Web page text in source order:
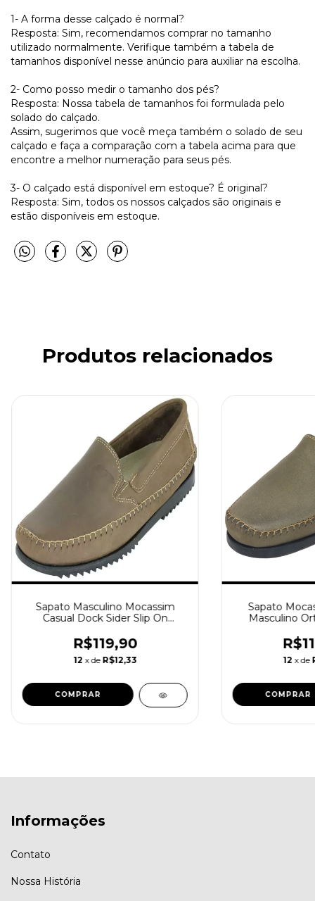
1- A forma desse calçado é normal?
Resposta: Sim, recomendamos comprar no tamanho
utilizado normalmente. Verifique também a tabela de
tamanhos disponível nesse anúncio para auxiliar na escolha.
2- Como posso medir o tamanho dos pés?
Resposta: Nossa tabela de tamanhos foi formulada pelo
solado do calçado.
Assim, sugerimos que você meça também o solado de seu
calçado e faça a comparação com a tabela acima para que
encontre a melhor numeração para seus pés.
3- O calçado está disponível em estoque? É original?
Resposta: Sim, todos os nossos calçados são originais e
estão disponíveis em estoque.
Produtos relacionados
Sapato Masculino Mocassim
Casual Dock Sider Slip On
R$119,90
12 x de R$12,33
COMPRAR
Sapato
Masculino
12 x de
COMPRAR
Informações
Contato
Nossa História